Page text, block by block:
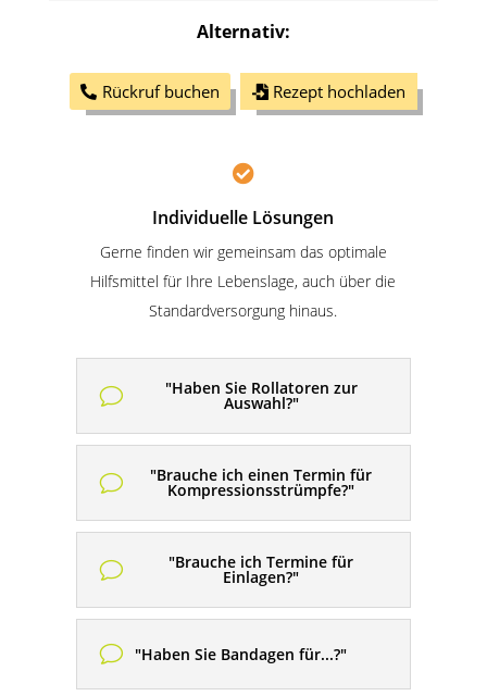
Alternativ:
Rückruf buchen Rezept hochladen

Individuelle Lösungen
Gerne finden wir gemeinsam das optimale
Hilfsmittel für Ihre Lebenslage, auch über die
Standardversorgung hinaus.
v "Haben Sie Rollatoren zur
Auswahl?"
v "Brauche ich einen Termin für
Kompressionsstrümpfe?"
v "Brauche ich Termine für
Einlagen?"
v "Haben Sie Bandagen für...?"